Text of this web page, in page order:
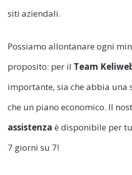
siti aziendali.
Possiamo allontanare ogni
proposito: per il Team
importante, sia che abbia una
che un piano economico. Il
assistenza è disponibile per
7 giorni su 7!